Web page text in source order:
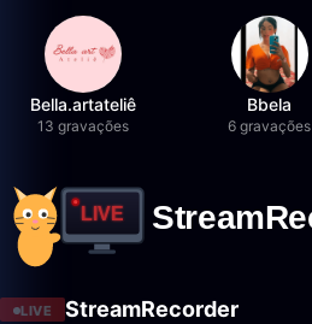
Bella.artateliê
13 gravações
Bbela
6 gravações
LIVE StreamRecorder